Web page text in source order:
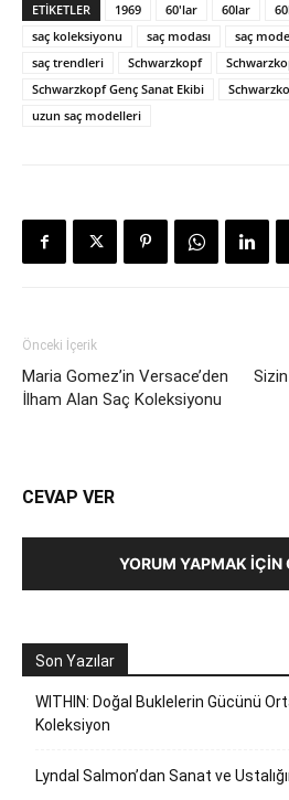
ETIKETLER 1969 60'lar 60lar
saç koleksiyonu
saç modası saç
saç trendleri
Schwarzkopf
Schwarzkopf Genç Sanat Ekibi
uzun saç modelleri
Önceki İçerik
Maria Gomez’in Versace’den
İlham Alan Saç Koleksiyonu
CEVAP VER
YORUM YAPMAK İÇIN
Son Yazılar
WITHIN: Doğal Buklelerin Gücünü
Koleksiyon
Lyndal Salmon’dan Sanat ve